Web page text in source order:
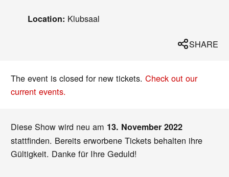
Location: Klubsaal
SHARE
The event is closed for new tickets.Check out our
current events.
Diese Show wird neu am 13. November 2022
stattfinden. Bereits erworbene Tickets behalten ihre
Gültigkeit. Danke für Ihre Geduld!